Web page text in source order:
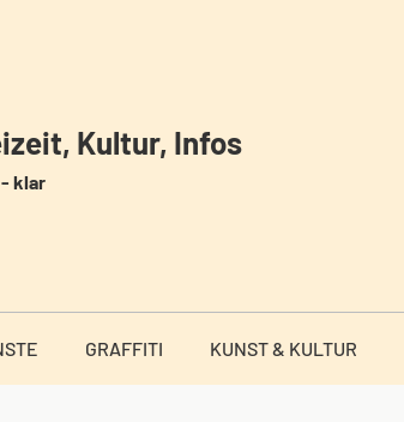
Kultur, Infos
klar
GRAFFITI KUNST & KULTUR